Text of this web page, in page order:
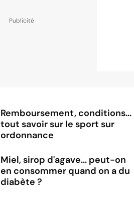
Remboursement, conditions...
tout savoir sur le sport sur
ordonnance
Miel, sirop d'agave... peut-on
en consommer quand on a du
diabète ?